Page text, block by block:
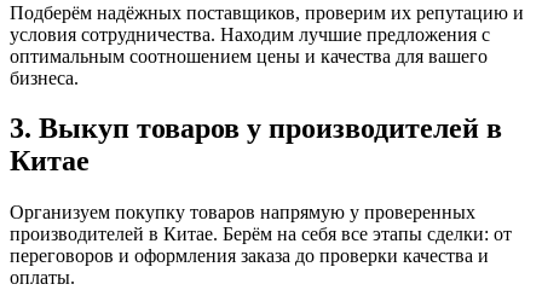
Подберём надёжных поставщиков, проверим их репутацию и
условия сотрудничества. Находим лучшие предложения с
оптимальным соотношением цены и качества для вашего
бизнеса.
3. Выкуп товаров у производителей в
Китае
Организуем покупку товаров напрямую у проверенных
производителей в Китае. Берём на себя все этапы сделки: от
переговоров и оформления заказа до проверки качества и
оплаты.